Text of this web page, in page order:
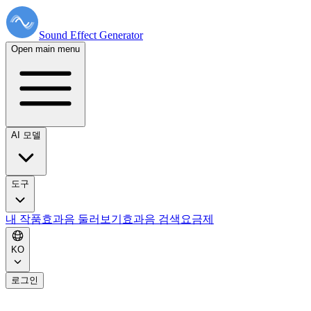
Sound Effect Generator
Open main menu
AI 모델
도구
내 작품효과음 둘러보기 효과음 검색 요금제
KO
로그인